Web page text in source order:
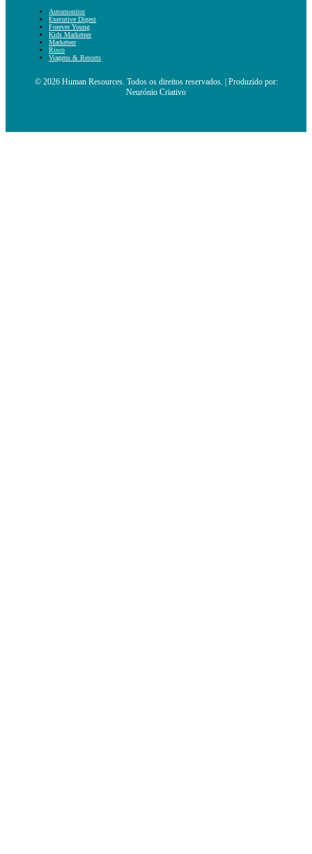
Automonitor
Executive Digest
Forever Young
Kids Marketeer
Marketeer
Risco
Viagens & Resorts
© 2026 Human Resources. Todos os direitos reservados. | Produzido por:
Neurónio Criativo